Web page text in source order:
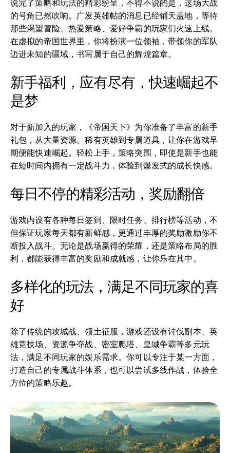
说完了策略和玩法的精彩纷呈，不得不说的是，这场大战
的号角已然吹响。广发英雄帖的消息已经铺天盖地，等待
那些渴望冒险、热爱策略、爱好争霸的玩家们火速上线。
在虚拟的帝国世界里，你将扮演一位领袖，带领你的军队
迈进未知的疆域，书写属于自己的辉煌篇章。
新手福利，应有尽有，快速崛起不
是梦
对于新加入的玩家，《帝国天下》为你准备了丰富的新手
礼包，从大量资源、稀有英雄到专属道具，让你在游戏早
期便能快速崛起。轻松上手，策略突围，即使是新手也能
在短时间内拥有一定战斗力，体验到爆发式的成长快感。
每日不停的精彩活动，奖励翻倍
游戏内设有各种每日签到、限时任务、排行榜等活动，不
但保证玩家每天都有新鲜感，更通过丰厚的奖励激励你不
断投入战斗。无论是战场赢得的荣耀，还是策略布局的胜
利，都能获得丰富的奖励和成就感，让你乐在其中。
多样化的玩法，满足不同玩家的喜
好
除了传统的攻城战、领土征服，游戏还设有讨伐副本、英
雄竞技场、资源争夺战、密室爬塔、皇城争霸等多元玩
法，满足不同玩家的娱乐需求。你可以专注于某一方面，
打造自己的专属战斗体系，也可以尝试多线作战，体验全
方位的策略乐趣。